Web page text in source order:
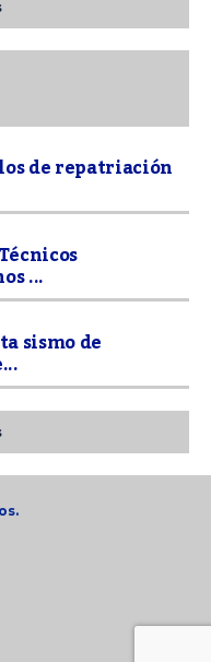
de repatriación
...
sismo de